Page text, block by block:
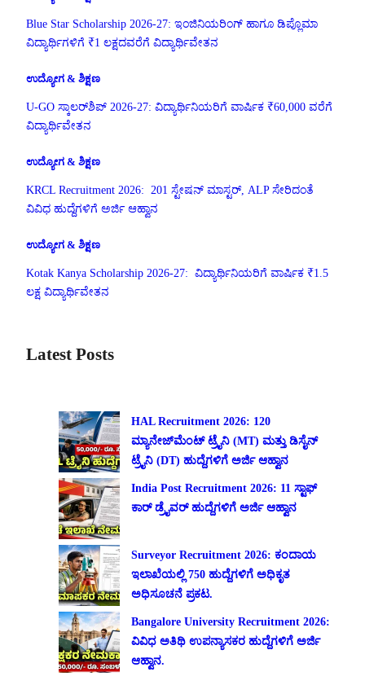
Blue Star Scholarship 2026-27: ಇಂಜಿನಿಯರಿಂಗ್ ಹಾಗೂ ಡಿಪ್ಲೊಮಾ
ವಿದ್ಯಾರ್ಥಿಗಳಿಗೆ ₹1 ಲಕ್ಷದವರೆಗೆ ವಿದ್ಯಾರ್ಥಿವೇತನ
ಉದ್ಯೋಗ & ಶಿಕ್ಷಣ
U-GO ಸ್ಕಾಲರ್‌ಶಿಪ್ 2026-27: ವಿದ್ಯಾರ್ಥಿನಿಯರಿಗೆ ವಾರ್ಷಿಕ ₹60,000 ವರೆಗೆ
ವಿದ್ಯಾರ್ಥಿವೇತನ
ಉದ್ಯೋಗ & ಶಿಕ್ಷಣ
KRCL Recruitment 2026: 201 ಸ್ಟೇಷನ್ ಮಾಸ್ಟರ್, ALP ಸೇರಿದಂತೆ
ವಿವಿಧ ಹುದ್ದೆಗಳಿಗೆ ಅರ್ಜಿ ಆಹ್ವಾನ
ಉದ್ಯೋಗ & ಶಿಕ್ಷಣ
Kotak Kanya Scholarship 2026-27: ವಿದ್ಯಾರ್ಥಿನಿಯರಿಗೆ ವಾರ್ಷಿಕ ₹1.5
ಲಕ್ಷ ವಿದ್ಯಾರ್ಥಿವೇತನ
Latest Posts
HAL Recruitment 2026: 120
ಮ್ಯಾನೇಜ್‌ಮೆಂಟ್ ಟ್ರೈನಿ (MT) ಮತ್ತು ಡಿಸೈನ್
ಟ್ರೈನಿ (DT) ಹುದ್ದೆಗಳಿಗೆ ಅರ್ಜಿ ಆಹ್ವಾನ
India Post Recruitment 2026: 11 ಸ್ಟಾಫ್
ಕಾರ್ ಡ್ರೈವರ್ ಹುದ್ದೆಗಳಿಗೆ ಅರ್ಜಿ ಆಹ್ವಾನ
Surveyor Recruitment 2026: ಕಂದಾಯ
ಇಲಾಖೆಯಲ್ಲಿ 750 ಹುದ್ದೆಗಳಿಗೆ ಅಧಿಕೃತ
ಅಧಿಸೂಚನೆ ಪ್ರಕಟ.
Bangalore University Recruitment 2026:
ವಿವಿಧ ಅತಿಥಿ ಉಪನ್ಯಾಸಕರ ಹುದ್ದೆಗಳಿಗೆ ಅರ್ಜಿ
ಆಹ್ವಾನ.